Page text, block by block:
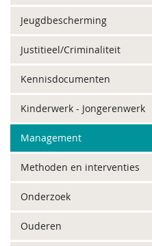
Jeugdbescherming
Justitieel/Criminaliteit
Kennisdocumenten
Kinderwerk - Jongerenwerk
Management
Methoden en interventies
Onderzoek
Ouderen